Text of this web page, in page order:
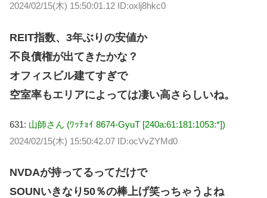
2024/02/15(木) 15:50:01.12 ID:oxlj8hkc0
REIT指数、3年ぶりの安値か
不良債権が出てきたかな？
オフィスビル建てすぎで
空室率もエリアによっては凄い高さらしいね。
631: 山師さん (ﾜｯﾁｮｲ 8674-GyuT [240a:61:181:1053:*])
2024/02/15(木) 15:50:42.07 ID:ocVvZYMd0
NVDAが持ってるってだけで
SOUNいきなり50％の棒上げ笑っちゃうよね